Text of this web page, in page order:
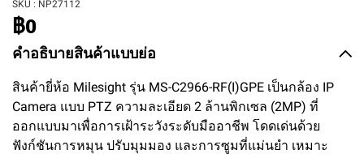
SKU : NP27112
฿0
คำอธิบายสินค้าแบบย่อ
สินค้ายี่ห้อ Milesight รุ่น MS-C2966-RF(I)GPE เป็นกล้อง IP
Camera แบบ PTZ ความละเอียด 2 ล้านพิกเซล (2MP) ที่
ออกแบบมาเพื่อการเฝ้าระวังระดับมืออาชีพ โดดเด่นด้วย
ฟังก์ชันการหมุน ปรับมุมมอง และการซูมที่แม่นยำ เหมาะ